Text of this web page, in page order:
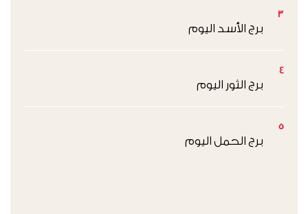
3
برج الأسد اليوم
4
برج الثور اليوم
5
برج الحمل اليوم